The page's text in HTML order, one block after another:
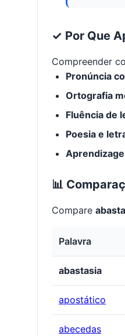
✓ Por Que
Compreender
Pronúncia
Ortografia
Fluência de
Poesia e
📊
Compare
Palavra
abastasia
apostático
abecedas